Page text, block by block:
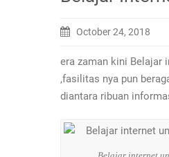
October 24, 2018
era zaman kini Belajar
,fasilitas nya pun
diantara ribuan